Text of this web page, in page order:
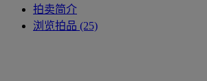
拍卖简介
浏览拍品 (25)